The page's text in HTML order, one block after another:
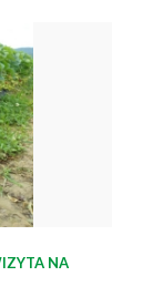
NA